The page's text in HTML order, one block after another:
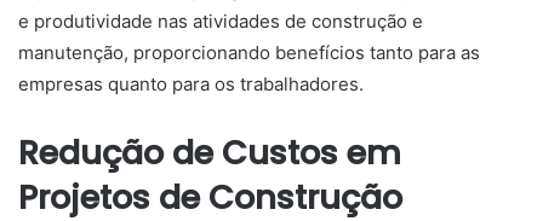
e produtividade nas atividades de construção e
manutenção, proporcionando benefícios tanto para as
empresas quanto para os trabalhadores.
Redução de Custos em
Projetos de Construção